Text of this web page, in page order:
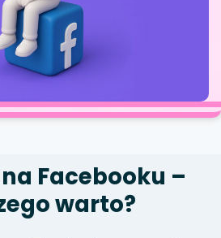
Facebooku –
warto?